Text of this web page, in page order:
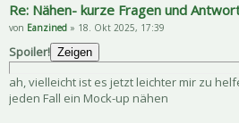
Re: Nähen- kurze Fragen und
von Eanzined » 18. Okt 2025, 17:39
Spoiler! Zeigen
ah, vielleicht ist es jetzt leichter mir zu
jeden Fall ein Mock-up nähen